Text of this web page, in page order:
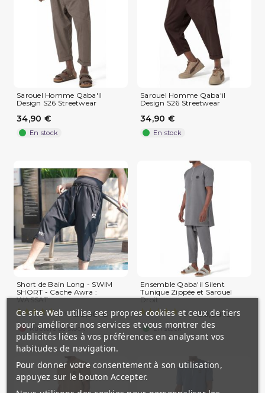
(1 avis)
Sarouel Homme Qaba'il
Design S26 Streetwear
34,90 €
En stock
Sarouel Homme Qaba'il
Design S26 Streetwear
34,90 €
En stock
Short de Bain Long - SWIM
SHORT - Cache Awra :
WASSAT
39,90 €
Rupture de stock
Ensemble Qaba'il Silent
Tunique Zippée et Sarouel
Droit
39,90 €
En stock
Ce site Web utilise ses propres cookies et ceux de tiers
pour améliorer nos services et vous montrer des
publicités liées à vos préférences en analysant vos
habitudes de navigation.
Pour donner votre consentement à son utilisation,
appuyez sur le bouton Accepter.